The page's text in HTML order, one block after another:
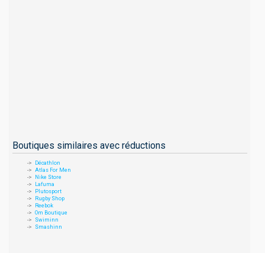
Boutiques similaires avec réductions
Décathlon
Atlas For Men
Nike Store
Lafuma
Plutosport
Rugby Shop
Reebok
Om Boutique
Swiminn
Smashinn